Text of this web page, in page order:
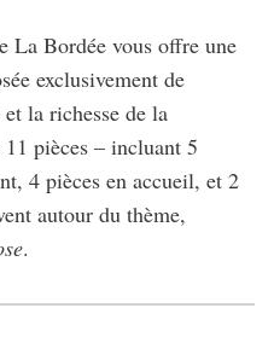
La Bordée vous offre une
exclusivement de
la richesse de la
pièces – incluant 5
4 pièces en accueil, et 2
autour du thème,
.